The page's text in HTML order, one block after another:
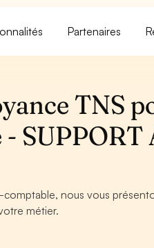
Partenaires
TNS
SUPPORT
nous vous
métier.